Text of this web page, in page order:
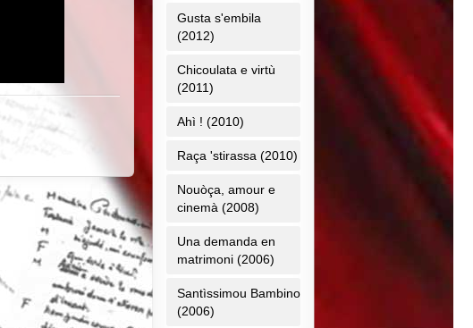
Gusta s'embila
(2012)
Chicoulata e virtù
(2011)
Ahì ! (2010)
Raça 'stirassa (2010)
Nouòça, amour e
cinemà (2008)
Una demanda en
matrimoni (2006)
Santìssimou Bambino
(2006)